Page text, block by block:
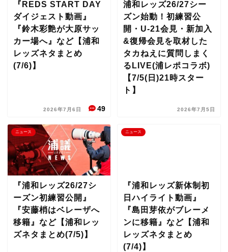
『REDS START DAY
ダイジェスト動画』
『鈴木彩艶が大原サッ
カー場へ』など【浦和
レッズネタまとめ
(7/6)】
2026年7月6日 49
浦和レッズ26/27シー
ズン始動！初練習公
開・U-21会見・新加入
&復帰会見を取材した
タカねえに質問しまく
るLIVE(浦レポコラボ)
【7/5(日)21時スター
ト】
2026年7月5日
ニュース
『浦和レッズ26/27シ
ーズン初練習公開』
『安藤梢はベレーザへ
移籍』など【浦和レッ
ズネタまとめ(7/5)】
ニュース
『浦和レッズ新体制初
日ハイライト動画』
『島田芽依がブレーメ
ンに移籍』など【浦和
レッズネタまとめ
(7/4)】